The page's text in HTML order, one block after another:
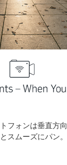
フォンは垂直方
スムーズにパン。